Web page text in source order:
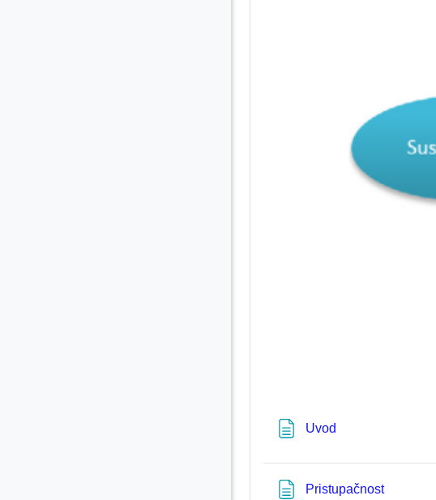
Uvod
PristupačnostPage